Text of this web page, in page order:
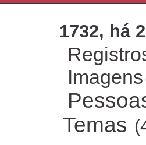
1732, há
Imagens
Temas